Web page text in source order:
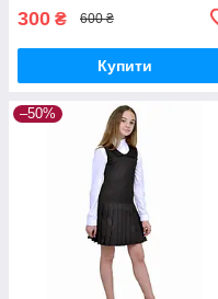
300 ₴ 600 ₴
Купити
–50%